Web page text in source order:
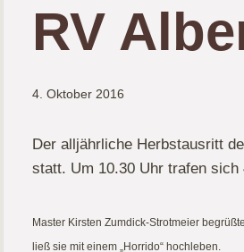
RV
4. Oktober 2016
Der alljährliche Herbstausritt
statt. Um 10.30 Uhr trafen sich
Master Kirsten Zumdick-Strotmeier
ließ sie mit einem „Horrido“ hochleben.